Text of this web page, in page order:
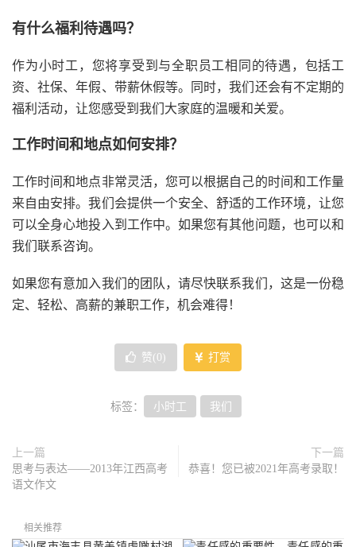
有什么福利待遇吗？
作为小时工，您将享受到与全职员工相同的待遇，包括工
资、社保、年假、带薪休假等。同时，我们还会有不定期的
福利活动，让您感受到我们大家庭的温暖和关爱。
工作时间和地点如何安排？
工作时间和地点非常灵活，您可以根据自己的时间和工作量
来自由安排。我们会提供一个安全、舒适的工作环境，让您
可以全身心地投入到工作中。如果您有其他问题，也可以和
我们联系咨询。
如果您有意加入我们的团队，请尽快联系我们，这是一份稳
定、轻松、高薪的兼职工作，机会难得！
赞( 0 ) 打赏
标签： 小时工 我们
上一篇
思考与表达——2013年江西高考
语文作文
下一篇
恭喜！您已被2021年高考录取！
相关推荐